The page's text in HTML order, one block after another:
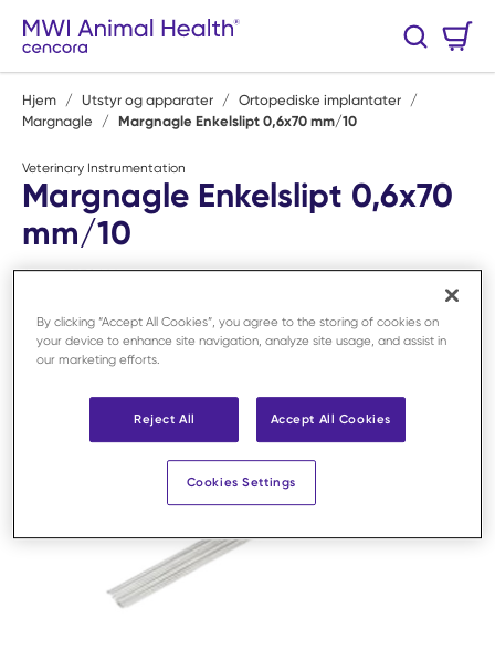
Hopp til hovedinnhold
Søk
Hjem / Utstyr og apparater / Ortopediske implantater /
Margnagle
/ Margnagle Enkelslipt 0,6x70 mm/10
Veterinary Instrumentation
Margnagle Enkelslipt 0,6x70
mm/10
Art.nr: F550641
By clicking “Accept All Cookies”, you agree to the storing of cookies on
your device to enhance site navigation, analyze site usage, and assist in
our marketing efforts.
Reject All Accept All Cookies
Cookies Settings